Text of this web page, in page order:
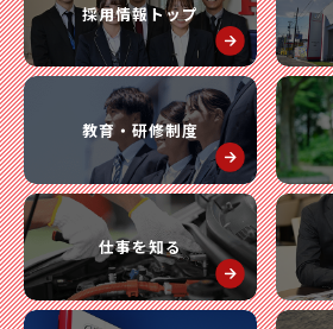
採用情報トップ
教育・研修制度
仕事を知る